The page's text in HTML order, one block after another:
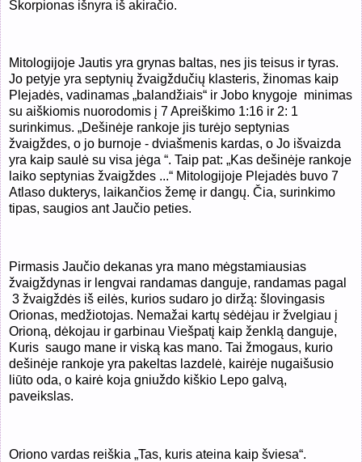
Skorpionas išnyra iš akiračio.
Mitologijoje Jautis yra grynas baltas, nes jis teisus ir tyras.
Jo petyje yra septynių žvaigždučių klasteris, žinomas kaip
Plejadės, vadinamas „balandžiais“ ir Jobo knygoje minimas
su aiškiomis nuorodomis į 7 Apreiškimo 1:16 ir 2: 1
surinkimus. „Dešinėje rankoje jis turėjo septynias
žvaigždes, o jo burnoje - dviašmenis kardas, o Jo išvaizda
yra kaip saulė su visa jėga “. Taip pat: „Kas dešinėje rankoje
laiko septynias žvaigždes ...“ Mitologijoje Plejadės buvo 7
Atlaso dukterys, laikančios žemę ir dangų. Čia, surinkimo
tipas, saugios ant Jaučio peties.
Pirmasis Jaučio dekanas yra mano mėgstamiausias
žvaigždynas ir lengvai randamas danguje, randamas pagal
3 žvaigždės iš eilės, kurios sudaro jo diržą: šlovingasis
Orionas, medžiotojas. Nemažai kartų sėdėjau ir žvelgiau į
Orioną, dėkojau ir garbinau Viešpatį kaip ženklą danguje,
Kuris saugo mane ir viską kas mano. Tai žmogaus, kurio
dešinėje rankoje yra pakeltas lazdelė, kairėje nugaišusio
liūto oda, o kairė koja gniuždo kiškio Lepo galvą,
paveikslas.
Oriono vardas reiškia „Tas, kuris ateina kaip šviesa“.